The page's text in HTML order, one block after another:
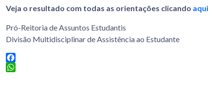
Veja o resultado com todas as orientações clicando aqui
Pró-Reitoria de Assuntos Estudantis
Divisão Multidisciplinar de Assistência ao Estudante
Facebook